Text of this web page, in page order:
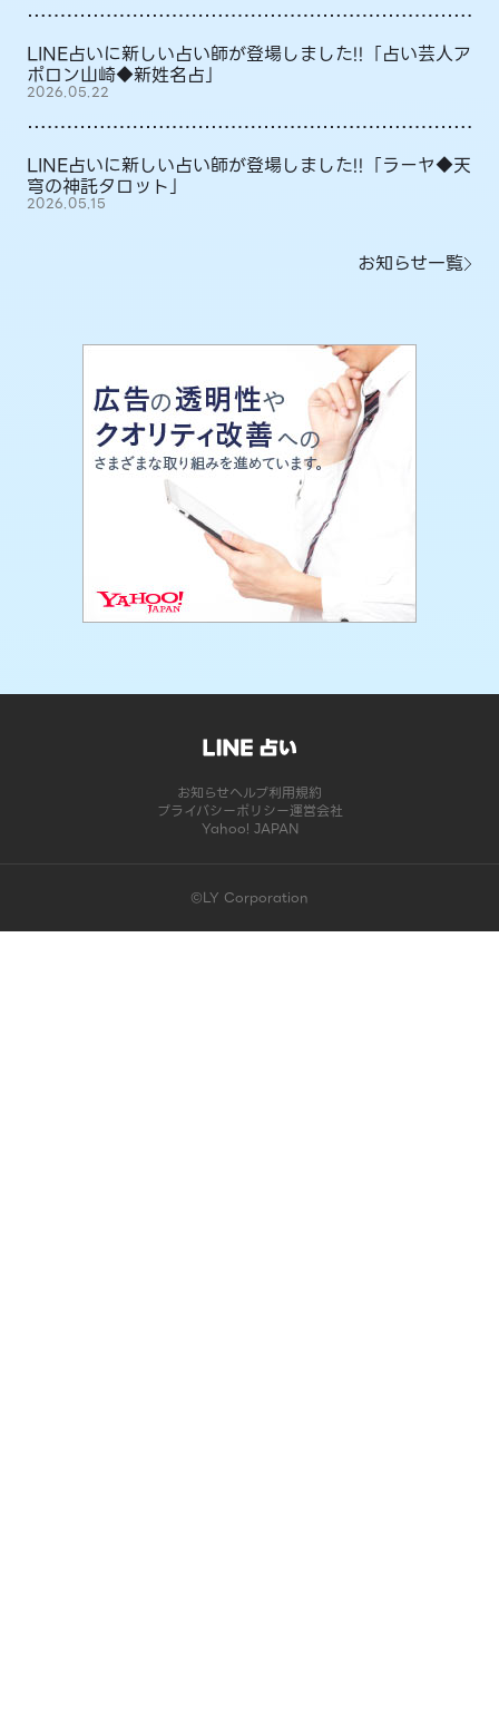
LINE占いに新しい占い師が登場しました!!「占い芸人ア
ポロン山崎◆新姓名占」
2026.05.22
LINE占いに新しい占い師が登場しました!!「ラーヤ◆天
穹の神託タロット」
2026.05.15
お知らせ一覧
お知らせヘルプ利用規約
プライバシーポリシー運営会社
Yahoo! JAPAN
©LY Corporation
このコンテンツは掲載が終了しました | LINE占い